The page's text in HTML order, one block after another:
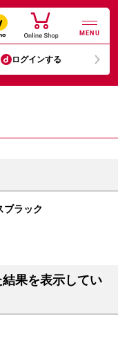
MENU
ログインする
ラック
果を表示してい